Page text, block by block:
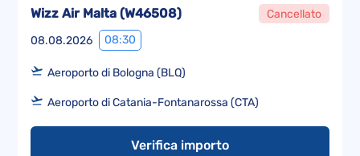
08.08.2026 08:30
Wizz Air Malta (W46508) Cancellato
Aeroporto di Bologna (BLQ)
Aeroporto di Catania-Fontanarossa (CTA)
Verifica importo